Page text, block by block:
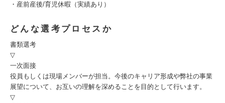
・産前産後/育児休暇（実績あり）
どんな選考プロセスか
書類選考
▽
一次面接
役員もしくは現場メンバーが担当。今後のキャリア形成や弊社の事業
展望について、お互いの理解を深めることを目的として行います。
▽